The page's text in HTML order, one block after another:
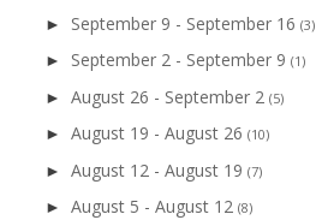
► September 9 - September 16 (3)
► September 2 - September 9 (1)
► August 26 - September 2 (5)
► August 19 - August 26 (10)
► August 12 - August 19 (7)
► August 5 - August 12 (8)